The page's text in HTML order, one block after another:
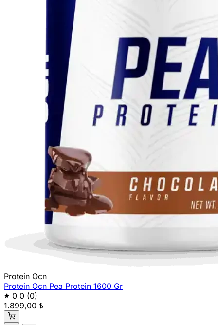
Protein Ocn
Protein Ocn Pea Protein 1600 Gr
0,0 (0)
1.899,00 ₺